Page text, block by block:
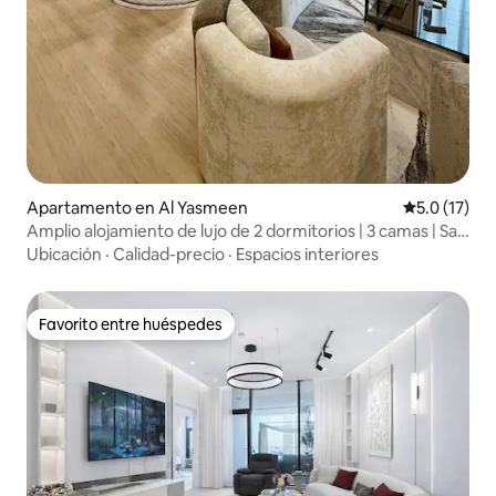
Apartamento en Al Yasmeen Calificación
5.0 (17)
Amplio alojamiento de lujo de 2 dormitorios | 3 camas | Sala
de cine
Ubicación · Calidad-precio · Espacios interiores
Favorito entre huéspedes
Favorito entre huéspedes